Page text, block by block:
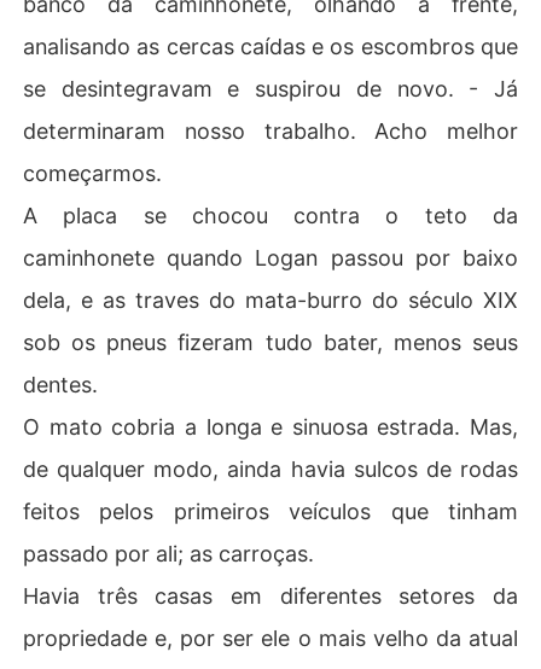
analisando as cercas caídas e os escombros que
se desintegravam e suspirou de novo. - Já
determinaram nosso trabalho. Acho melhor
começarmos.
A placa se chocou contra o teto da
caminhonete quando Logan passou por baixo
dela, e as traves do mata-burro do século XIX
sob os pneus fizeram tudo bater, menos seus
dentes.
O mato cobria a longa e sinuosa estrada. Mas,
de qualquer modo, ainda havia sulcos de rodas
feitos pelos primeiros veículos que tinham
passado por ali; as carroças.
Havia três casas em diferentes setores da
propriedade e, por ser ele o mais velho da atual